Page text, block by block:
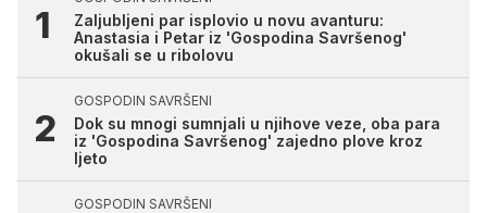
Zaljubljeni par isplovio u novu avanturu:
Anastasia i Petar iz 'Gospodina Savršenog'
okušali se u ribolovu
GOSPODIN SAVRŠENI
Dok su mnogi sumnjali u njihove veze, oba para
iz 'Gospodina Savršenog' zajedno plove kroz
ljeto
GOSPODIN SAVRŠENI